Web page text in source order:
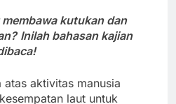
membawa kutukan dan
Inilah bahasan kajian
aktivitas manusia
laut untuk